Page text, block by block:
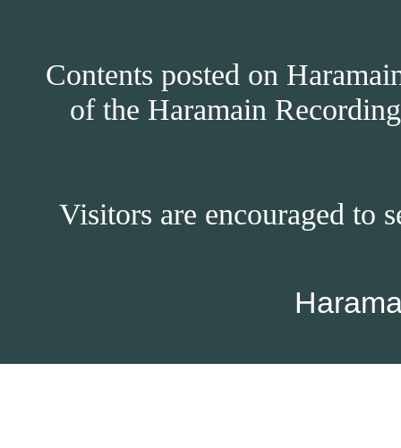
Contents posted on
of the Haramain
Visitors are encouraged to